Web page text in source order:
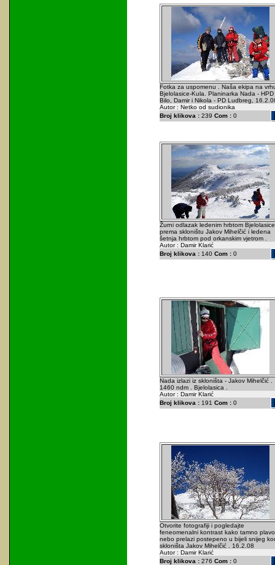
Fotka za uspomenu . Naša ekipa na
Bjelolasice-Kula. Planinarka Nada - HPD
Bilo, Damir i Nikola - PD Ludbreg,
Autor : Netko od sudionika
Broj klikova :239 Com :0
Žurni odlazak ledenim hrbtom Bjelolasice
prema skloništu Jakov Mihelčić i ledena
šetnja hrbtom pod orkanskim vjetrom .
Autor : Damir Klarić
Broj klikova :140 Com :0
Nada izlazi iz skloništa - Jakov Mihelčić .
1460 ndm . Bjelolasica .
Autor : Damir Klarić
Broj klikova :191 Com :0
Otvorite fotografiji i pogledajte
feneomenalni kontrast kako tamno plavo
nebo prelazi postepeno u bijeli snijeg
skloništa Jakov Mihelčić . 16.2.08
Autor : Damir Klarić
Broj klikova :276 Com :0